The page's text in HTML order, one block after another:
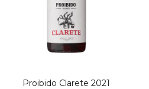
Proibido Clarete 2021